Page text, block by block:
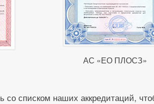
АС «ЕО ПЛОСЗ»
со списком наших аккредитаций,